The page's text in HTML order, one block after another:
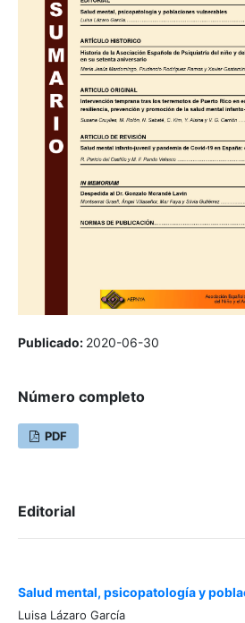
Publicado: 2020-06-30
Número completo
PDF
Editorial
Salud mental, psicopatología y
Luisa Lázaro García